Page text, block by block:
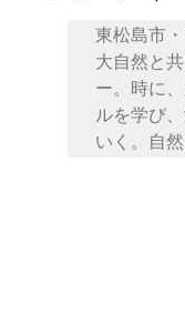
東松島市
大自然と
ー。時に
ルを学び
いく。自